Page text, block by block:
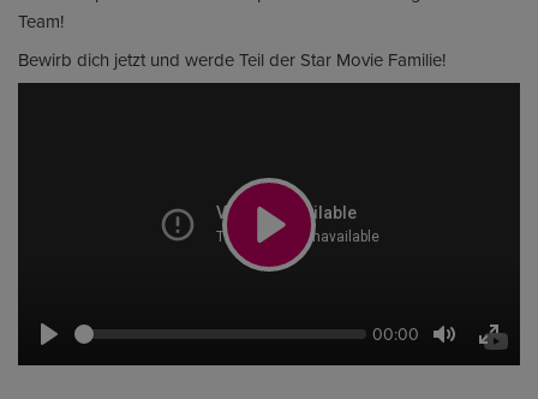
Team!
Bewirb dich jetzt und werde Teil der Star Movie Familie!
Play
Seek Current
00:00
Toggle
Mute